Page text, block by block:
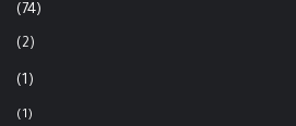
(74)
(2)
(1)
(1)